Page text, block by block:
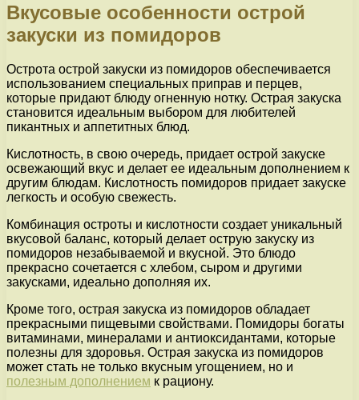
Вкусовые особенности острой
закуски из помидоров
Острота острой закуски из помидоров обеспечивается
использованием специальных приправ и перцев,
которые придают блюду огненную нотку. Острая закуска
становится идеальным выбором для любителей
пикантных и аппетитных блюд.
Кислотность, в свою очередь, придает острой закуске
освежающий вкус и делает ее идеальным дополнением к
другим блюдам. Кислотность помидоров придает закуске
легкость и особую свежесть.
Комбинация остроты и кислотности создает уникальный
вкусовой баланс, который делает острую закуску из
помидоров незабываемой и вкусной. Это блюдо
прекрасно сочетается с хлебом, сыром и другими
закусками, идеально дополняя их.
Кроме того, острая закуска из помидоров обладает
прекрасными пищевыми свойствами. Помидоры богаты
витаминами, минералами и антиоксидантами, которые
полезны для здоровья. Острая закуска из помидоров
может стать не только вкусным угощением, но и
полезным дополнением к рациону.